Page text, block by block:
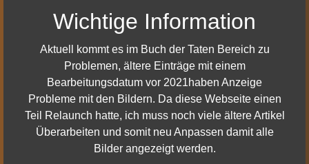
So bewacht Eure Mädchen und Eure Knaben,
und lasst sie sich nicht ins Moor hinauswagen.
Denn wenn es Nacht wird, finster und kalt,
kommt Ubb der Schleicher, irre und alt.
Übersichtskarte (allgemein)
Wichtige Information
Aktuell kommt es im Buch der Taten Bereich zu
Problemen, ältere Einträge mit einem
Bearbeitungsdatum vor 2021haben Anzeige
Probleme mit den Bildern. Da diese Webseite einen
Teil Relaunch hatte, ich muss noch viele ältere Artikel
Überarbeiten und somit neu Anpassen damit alle
Bilder angezeigt werden.